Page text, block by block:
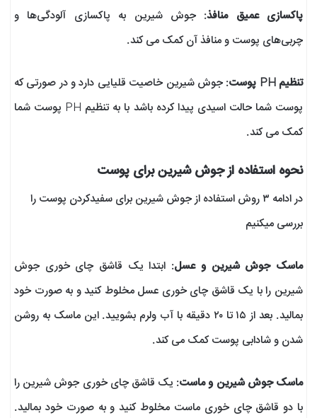
پاکسازی عمیق منافذ: جوش شیرین به پاکسازی آلودگی‌ها و
چربی‌های پوست و منافذ آن کمک می کند.
تنظیم PH پوست
: جوش شیرین خاصیت قلیایی دارد و در صورتی که
پوست شما حالت اسیدی پیدا کرده باشد با به تنظیم PH پوست شما
کمک می کند.
نحوه استفاده از جوش شیرین برای پوست
در ادامه ۳ روش استفاده از جوش شیرین برای سفیدکردن پوست را
بررسی میکنیم
ماسک جوش شیرین و عسل: ابتدا یک قاشق چای خوری جوش
شیرین را با یک قاشق چای خوری عسل مخلوط کنید و به صورت خود
بمالید. بعد از ۱۵ تا ۲۰ دقیقه با آب ولرم بشویید. این ماسک به روشن
شدن و شادابی پوست کمک می کند.
ماسک جوش شیرین و ماست: یک قاشق چای خوری جوش شیرین را
با دو قاشق چای خوری ماست مخلوط کنید و به صورت خود بمالید.